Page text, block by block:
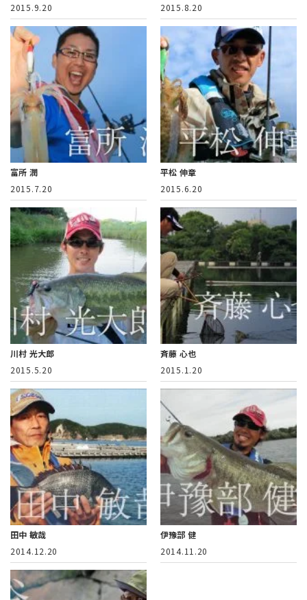
2015.9.20
2015.8.20
富所 潤
2015.7.20
平松 伸章
2015.6.20
川村 光大郎
2015.5.20
斉藤 心也
2015.1.20
田中 敏哉
2014.12.20
伊豫部 健
2014.11.20